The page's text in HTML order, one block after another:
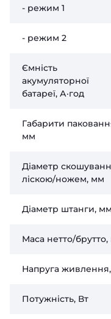
- режим 1
- режим 2
Ємність
акумуляторної
батареї, А·год
Габарити
мм
Діаметр
ліскою/ножем, мм
Діаметр штанги, мм
Маса нетто/брутто,
Напруга
Потужність, Вт